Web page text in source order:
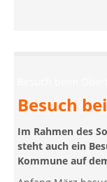
Besuch
Im Rahmen des
steht auch ein
Kommune auf